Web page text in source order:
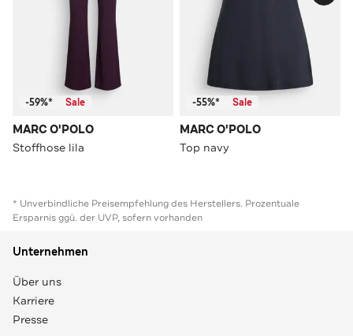
-59%* Sale
MARC O'POLO
Stoffhose lila
-55%* Sale
MARC O'POLO
Top navy
* Unverbindliche Preisempfehlung des Herstellers. Prozentuale
Ersparnis ggü. der UVP, sofern vorhanden
Unternehmen
Über uns
Karriere
Presse